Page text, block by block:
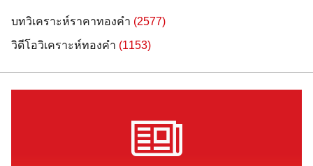
บทวิเคราะห์ราคาทองคำ (2577)
วิดีโอวิเคราะห์ทองคำ (1153)